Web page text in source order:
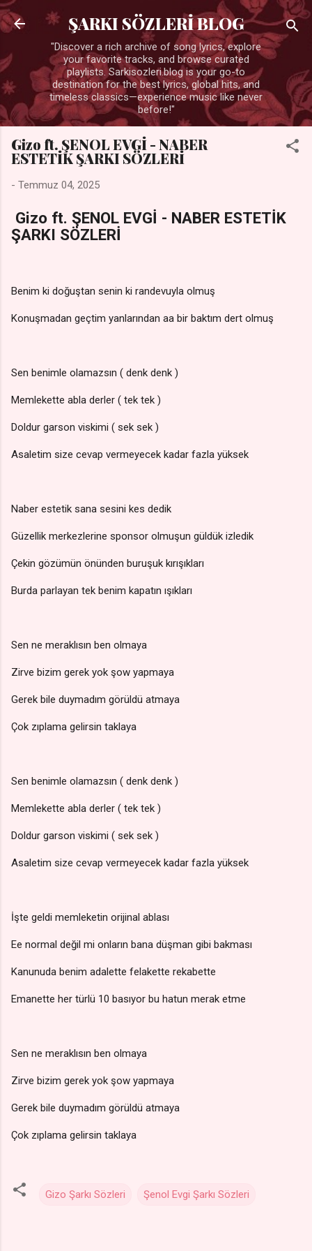
Ana içeriğe atla
ŞARKI SÖZLERİ BLOG
"Discover a rich archive of song lyrics, explore
your favorite tracks, and browse curated
playlists. Sarkisozleri.blog is your go-to
destination for the best lyrics, global hits, and
timeless classics—experience music like never
before!"
Gizo ft. ŞENOL EVGİ - NABER
ESTETİK ŞARKI SÖZLERİ
- Temmuz 04, 2025
Gizo ft. ŞENOL EVGİ - NABER ESTETİK
ŞARKI SÖZLERİ
Benim ki doğuştan senin ki randevuyla olmuş
Konuşmadan geçtim yanlarından aa bir baktım dert olmuş
Sen benimle olamazsın ( denk denk )
Memlekette abla derler ( tek tek )
Doldur garson viskimi ( sek sek )
Asaletim size cevap vermeyecek kadar fazla yüksek
Naber estetik sana sesini kes dedik
Güzellik merkezlerine sponsor olmuşun güldük izledik
Çekin gözümün önünden buruşuk kırışıkları
Burda parlayan tek benim kapatın ışıkları
Sen ne meraklısın ben olmaya
Zirve bizim gerek yok şow yapmaya
Gerek bile duymadım görüldü atmaya
Çok zıplama gelirsin taklaya
Sen benimle olamazsın ( denk denk )
Memlekette abla derler ( tek tek )
Doldur garson viskimi ( sek sek )
Asaletim size cevap vermeyecek kadar fazla yüksek
İşte geldi memleketin orijinal ablası
Ee normal değil mi onların bana düşman gibi bakması
Kanunuda benim adalette felakette rekabette
Emanette her türlü 10 basıyor bu hatun merak etme
Sen ne meraklısın ben olmaya
Zirve bizim gerek yok şow yapmaya
Gerek bile duymadım görüldü atmaya
Çok zıplama gelirsin taklaya
Gizo Şarkı Sözleri Şenol Evgi Şarkı Sözleri